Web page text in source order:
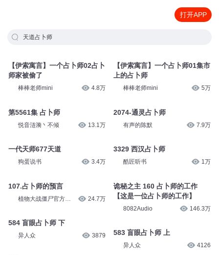
打开APP
天道占卜师
【伊索寓言】一个占卜师02占卜
师家被偷了
棒棒老师mini 4.8万
第5561集 占卜师
悦音涟漪丶不倾 13.1万
一代天师677天道
狗蛋说书 3.4万
107.占卜师的预言
植物大战僵尸官方频
24.7万
584 盲眼占卜师 下
异人众 3879
【伊索寓言】一个占卜师01集市
上的占卜师
棒棒老师mini 5万
2074-通灵占卜师
有声的陈默 7.9万
3329 西汉占卜师
酷匠听书 1万
诡秘之主 160 占卜师的工作
【这是一位占卜师的工作】
8082Audio 146.3万
583 盲眼占卜师 上
异人众 4126